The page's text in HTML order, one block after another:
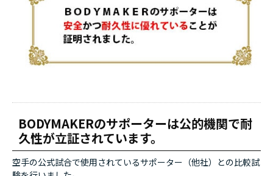
BODYMAKERのサポーターは公的機関で耐
久性が立証されています。
空手の公式試合で使用されているサポーター（他社）との比較試